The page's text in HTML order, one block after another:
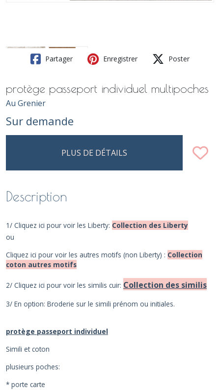
Partager Enregistrer Poster
protège passeport individuel multipoches
Au Grenier
Sur demande
PLUS DE DÉTAILS
Description
1/ Cliquez ici pour voir les Liberty: Collection des Liberty
ou
Cliquez ici pour voir les autres motifs (non Liberty) : Collection
coton autres motifs
2/ Cliquez ici pour voir les similis cuir: Collection des similis
3/ En option: Broderie sur le simili prénom ou initiales.
protège passeport individuel
Simili et coton
plusieurs poches:
* porte carte